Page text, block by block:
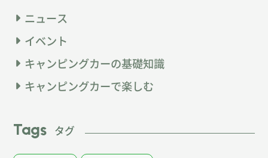
ニュース
イベント
キャンピングカーの基礎知識
キャンピングカーで楽しむ
Tags タグ